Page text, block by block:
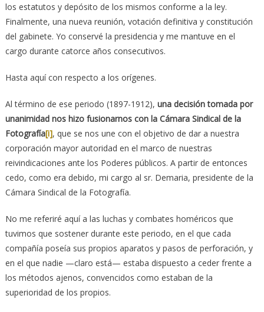
los estatutos y depósito de los mismos conforme a la ley.
Finalmente, una nueva reunión, votación definitiva y constitución
del gabinete. Yo conservé la presidencia y me mantuve en el
cargo durante catorce años consecutivos.
Hasta aquí con respecto a los orígenes.
Al término de ese periodo (1897-1912), una decisión tomada por
unanimidad nos hizo fusionarnos con la Cámara Sindical de la
Fotografía[i], que se nos une con el objetivo de dar a nuestra
corporación mayor autoridad en el marco de nuestras
reivindicaciones ante los Poderes públicos. A partir de entonces
cedo, como era debido, mi cargo al sr. Demaria, presidente de la
Cámara Sindical de la Fotografía.
No me referiré aquí a las luchas y combates homéricos que
tuvimos que sostener durante este periodo, en el que cada
compañía poseía sus propios aparatos y pasos de perforación, y
en el que nadie —claro está— estaba dispuesto a ceder frente a
los métodos ajenos, convencidos como estaban de la
superioridad de los propios.